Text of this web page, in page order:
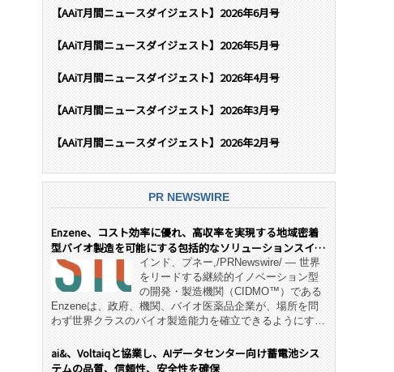
【AAiT月間ニュースダイジェスト】2026年6月号
【AAiT月間ニュースダイジェスト】2026年5月号
【AAiT月間ニュースダイジェスト】2026年4月号
【AAiT月間ニュースダイジェスト】2026年3月号
【AAiT月間ニュースダイジェスト】2026年2月号
PR NEWSWIRE
Enzene、コスト効率に優れ、高収率を実現する地域密着
型バイオ製造を可能にする包括的なソリューションスイー
ト「NeX™」 をリリースインド、プネー,/PRNewswire/ — 世界
をリードする継続的イノベーション型
の開発・製造機関（CIDMO™）である
Enzeneは、政府、機関、バイオ医薬品企業が、場所を問
わず世界クラスのバイオ製造能力を確立できるようにす
デル「NeX™」の立ち上げを発表しました。 同社の実績
あるEnzeneX® fully‑connected continuous
ai&、Voltaiqと協業し、AIデータセンター向け蓄電池シス
テムの品質、信頼性、安全性を確保